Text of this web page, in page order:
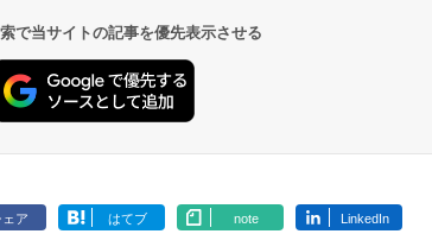
ド、Touch ID - ミッ
ドナイト
定バーチャルアイテ
ムを含む】 【オンラ
バーチャルアイテム
を含む】 【オンライ
フト): Java & Bedrock
Edition | オンラインコ
非エンジニア 初心者
素人 でも安心 使い方
デザイン入門講座
［第2版］
ードウェア・市販ソフ
トウェアのパーフェク
ション (32GB) 7イン
チディスプレイ、明
トレージ、防水、7イ
ンチカラーディスプ
インチカラーディスプ
レイ、64GBストレー
で当サイトの記事を優先表示させる
ェア はてブ note LinkedIn